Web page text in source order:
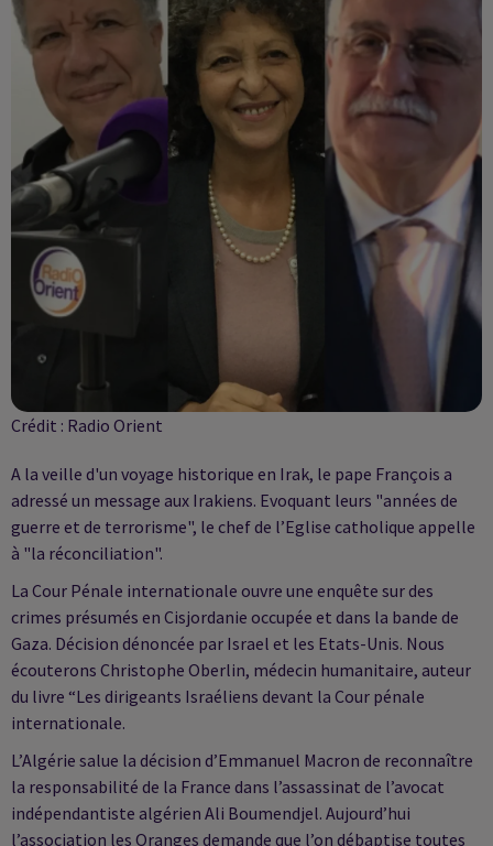
Crédit : Radio Orient
A la veille d'un voyage historique en Irak, le pape François a
adressé un message aux Irakiens. Evoquant leurs "années de
guerre et de terrorisme", le chef de l’Eglise catholique appelle
à "la réconciliation".
La Cour Pénale internationale ouvre une enquête sur des
crimes présumés en Cisjordanie occupée et dans la bande de
Gaza. Décision dénoncée par Israel et les Etats-Unis. Nous
écouterons Christophe Oberlin, médecin humanitaire, auteur
du livre “Les dirigeants Israéliens devant la Cour pénale
internationale.
L’Algérie salue la décision d’Emmanuel Macron de reconnaître
la responsabilité de la France dans l’assassinat de l’avocat
indépendantiste algérien Ali Boumendjel. Aujourd’hui
l’association les Oranges demande que l’on débaptise toutes